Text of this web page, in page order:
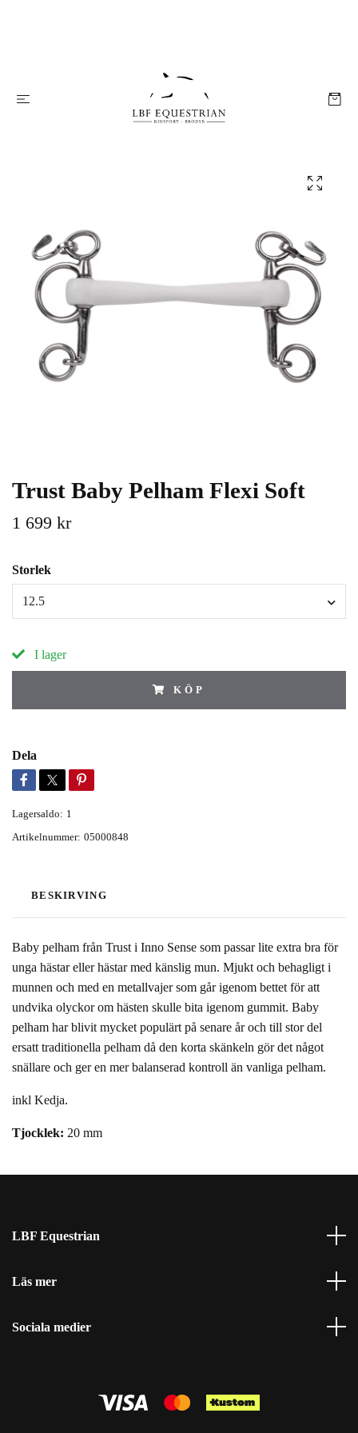
Trust Baby Pelham Flexi Soft
1 699 kr
Storlek
12.5
I lager
KÖP
Dela
Lagersaldo: 1
Artikelnummer: 05000848
BESKIRVING
Baby pelham från Trust i Inno Sense som passar lite extra bra för
unga hästar eller hästar med känslig mun. Mjukt och behagligt i
munnen och med en metallvajer som går igenom bettet för att
undvika olyckor om hästen skulle bita igenom gummit. Baby
pelham har blivit mycket populärt på senare år och till stor del
ersatt traditionella pelham då den korta skänkeln gör det något
snällare och ger en mer balanserad kontroll än vanliga pelham.
inkl Kedja.
Tjocklek: 20 mm
LBF Equestrian
Läs mer
Sociala medier